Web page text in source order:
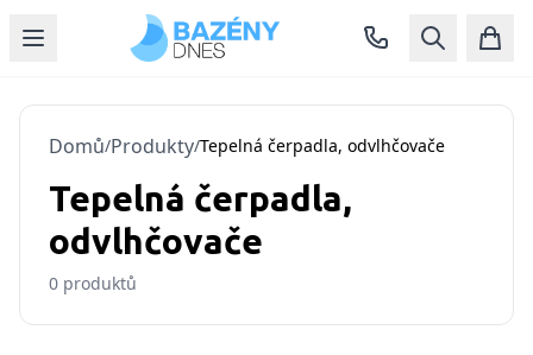
Domů/Produkty/Tepelná čerpadla, odvlhčovače
Tepelná čerpadla,
odvlhčovače
0 produktů